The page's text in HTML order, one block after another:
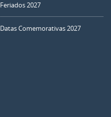
Feriados 2027
Datas Comemorativas 2027